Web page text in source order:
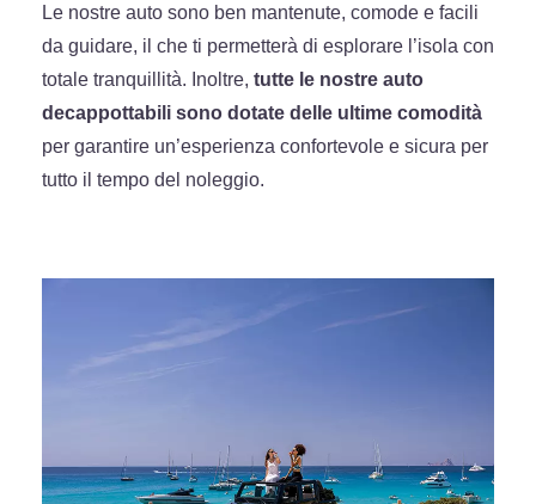
Le nostre auto sono ben mantenute, comode e facili
da guidare, il che ti permetterà di esplorare l’isola con
totale tranquillità. Inoltre, tutte le nostre auto
decappottabili sono dotate delle ultime comodità
per garantire un’esperienza confortevole e sicura per
tutto il tempo del noleggio.